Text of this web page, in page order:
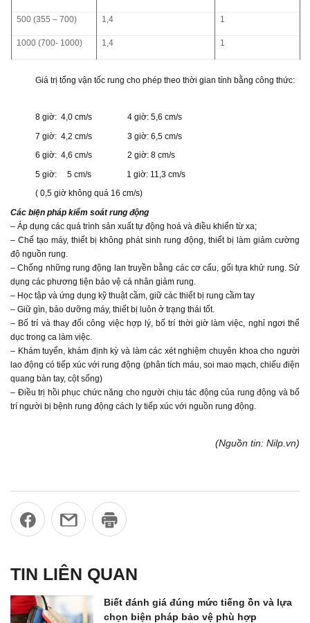
500 (355 – 700) 1,4 1
1000 (700- 1000) 1,4 1
Giá trị tổng vận tốc rung cho phép theo thời gian tính bằng công thức:
8 giờ: 4,0 cm/s 4 giờ: 5,6 cm/s
7 giờ: 4,2 cm/s 3 giờ: 6,5 cm/s
6 giờ: 4,6 cm/s 2 giờ: 8 cm/s
5 giờ: 5 cm/s 1 giờ: 11,3 cm/s
( 0,5 giờ không quá 16 cm/s)
Các biện pháp kiểm soát rung động
– Áp dụng các quá trình sản xuất tự động hoá và điều khiển từ xa;
– Chế tạo máy, thiết bị không phát sinh rung động, thiết bị làm giảm cường
độ nguồn rung.
– Chống những rung động lan truyền bằng các cơ cấu, gối tựa khử rung. Sử
dụng các phương tiện bảo vệ cá nhân giảm rung.
– Học tập và ứng dụng kỹ thuật cầm, giữ các thiết bị rung cầm tay
– Giữ gìn, bảo dưỡng máy, thiết bị luôn ở trạng thái tốt.
– Bố trí và thay đổi công việc hợp lý, bố trí thời giờ làm việc, nghỉ ngơi thể
dục trong ca làm việc.
– Khám tuyển, khám định kỳ và làm các xét nghiệm chuyên khoa cho người
lao động có tiếp xúc với rung động (phân tích máu, soi mao mạch, chiếu điện
quang bàn tay, cột sống)
– Điều trị hồi phục chức năng cho người chịu tác động của rung động và bố
trí người bị bệnh rung động cách ly tiếp xúc với nguồn rung động.
(Nguồn tin: Nilp.vn)
TIN LIÊN QUAN
Biết đánh giá đúng mức tiếng ồn và lựa
chọn biện pháp bảo vệ phù hợp